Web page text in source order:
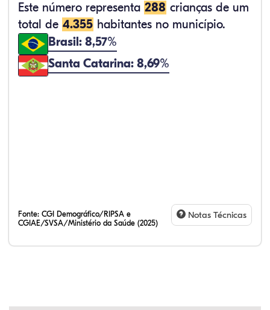
Este número representa 288 crianças de um
total de 4.355 habitantes no município.
Brasil: 8,57%
Santa Catarina: 8,69%
Fonte: CGI Demográfico/RIPSA e
CGIAE/SVSA/Ministério da Saúde (2025)
Notas Técnicas